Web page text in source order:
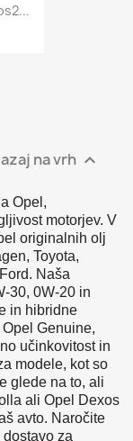
na vrh 
Opel,
motorjev. V
originalnih olj
Toyota,
Ford. Naša
30, 0W-20 in
in hibridne
Opel Genuine,
učinkovitost in
modele, kot so
glede na to, ali
ali Opel Dexos
avto. Naročite
dostavo za